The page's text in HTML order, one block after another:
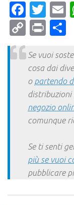
CopyPrint
Se vuoi
cosa dai
o partendo
distribuzioni
negozio
comunque
Se ti senti
più se vuoi
pubblicare